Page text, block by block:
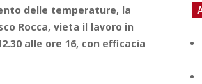
delle temperature, la
Rocca, vieta il lavoro in
alle ore 16, con efficacia